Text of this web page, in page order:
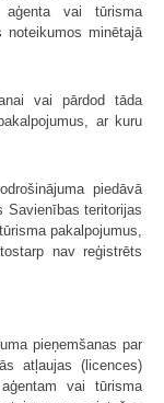
vai tūrisma
noteikumos minētajā
vai pārdod tāda
ar kuru
piedāvā
Savienības teritorijas
pakalpojumus,
nav reģistrēts
pieņemšanas par
atļaujas (licences)
vai tūrisma